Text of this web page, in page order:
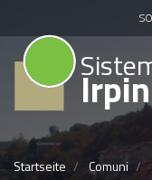
Startseite Comuni